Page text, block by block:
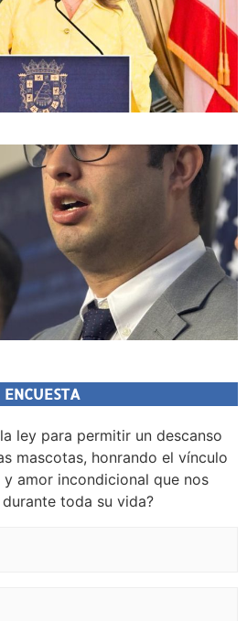
ENCUESTA
ley para permitir un descanso
mascotas, honrando el vínculo
amor incondicional que nos
toda su vida?